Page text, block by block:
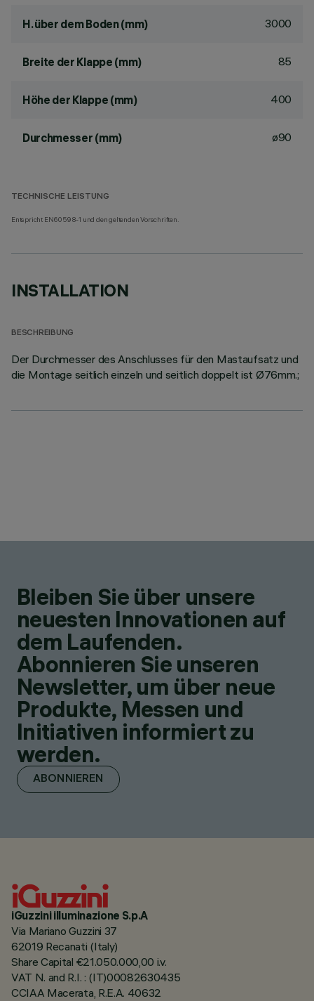
H. über dem Boden (mm) 3000
Breite der Klappe (mm) 85
Höhe der Klappe (mm) 400
Durchmesser (mm) ø90
TECHNISCHE LEISTUNG
Entspricht EN60598-1 und den geltenden Vorschriften.
INSTALLATION
BESCHREIBUNG
Der Durchmesser des Anschlusses für den Mastaufsatz und
die Montage seitlich einzeln und seitlich doppelt ist Ø76mm.;
Bleiben Sie über unsere
neuesten Innovationen auf
dem Laufenden.
Abonnieren Sie unseren
Newsletter, um über neue
Produkte, Messen und
Initiativen informiert zu
werden.
ABONNIEREN
iGuzzini illuminazione S.p.A
Via Mariano Guzzini 37
62019 Recanati (Italy)
Share Capital €21.050.000,00 i.v.
VAT N. and R.I. : (IT)00082630435
CCIAA Macerata, R.E.A. 40632